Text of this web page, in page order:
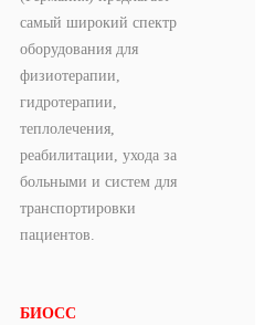
самый широкий спектр
оборудования для
физиотерапии,
гидротерапии,
теплолечения,
реабилитации, ухода за
больными и систем для
транспортировки
пациентов.
БИОСС